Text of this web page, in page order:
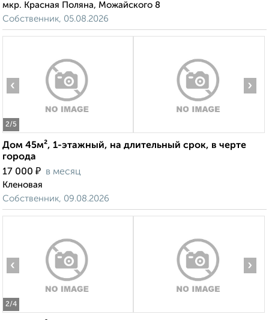
мкр. Красная Поляна, Можайского 8
Собственник, 05.08.2026
2/5
‹ ›
Дом 45м², 1-этажный, на длительный срок, в черте
города
17 000 ₽ в месяц
Кленовая
Собственник, 09.08.2026
2/4
‹ ›